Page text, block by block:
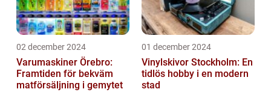
02 december 2024
Varumaskiner Örebro:
Framtiden för bekväm
matförsäljning i gemytet
01 december 2024
Vinylskivor Stockholm: En
tidlös hobby i en modern
stad